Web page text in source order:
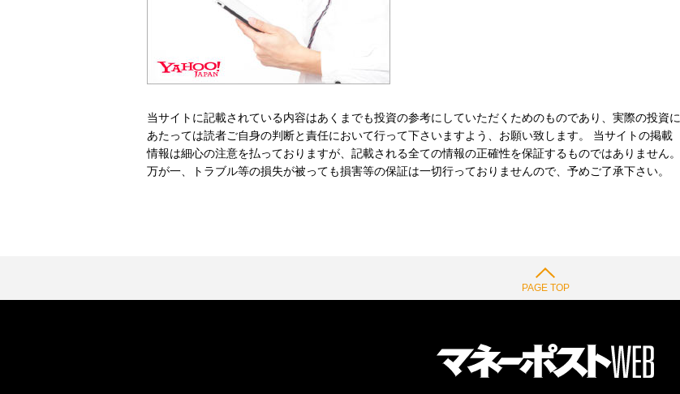
当サイトに記載されている内容はあくまでも投資の参考にしていただくためのものであり、実際の投資に
あたっては読者ご自身の判断と責任において行って下さいますよう、お願い致します。 当サイトの掲載
情報は細心の注意を払っておりますが、記載される全ての情報の正確性を保証するものではありません。
万が一、トラブル等の損失が被っても損害等の保証は一切行っておりませんので、予めご了承下さい。
PAGE TOP